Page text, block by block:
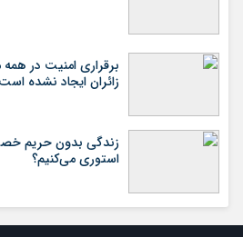
برقراری امنیت در
زائران ایجاد نشده است
زندگی بدون حریم
استوری می‌کنیم؟